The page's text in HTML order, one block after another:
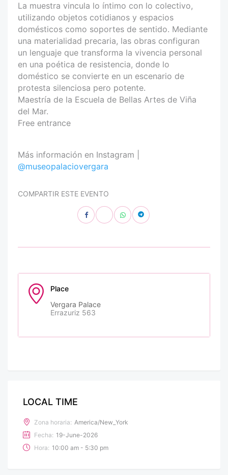
La muestra vincula lo íntimo con lo colectivo,
utilizando objetos cotidianos y espacios
domésticos como soportes de sentido. Mediante
una materialidad precaria, las obras configuran
un lenguaje que transforma la vivencia personal
en una poética de resistencia, donde lo
doméstico se convierte en un escenario de
protesta silenciosa pero potente.
Maestría de la Escuela de Bellas Artes de Viña
del Mar.
Free entrance
Más información en Instagram |
@museopalaciovergara
COMPARTIR ESTE EVENTO
Place
Vergara Palace
Errazuriz 563
LOCAL TIME
Zona horaria: America/New_York
Fecha: 19-June-2026
Hora: 10:00 am - 5:30 pm